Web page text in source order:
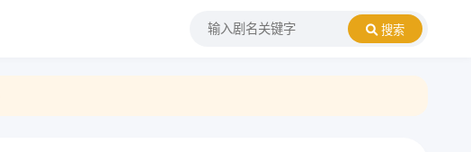
搜索